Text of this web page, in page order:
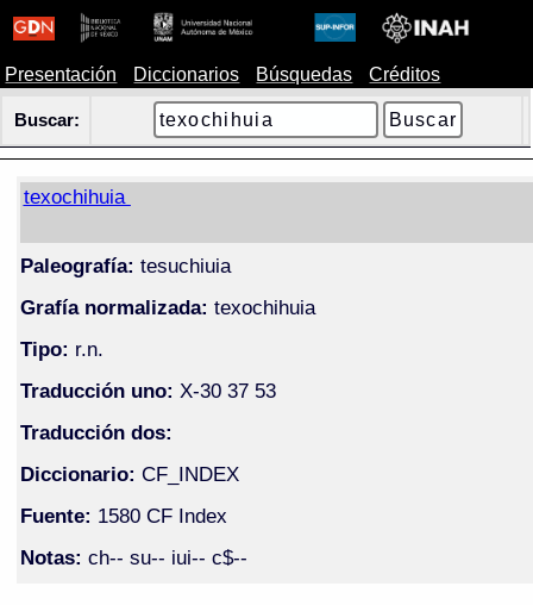
Presentación Diccionarios Búsquedas Créditos
Buscar:
texochihuia
Paleografía: tesuchiuia
Grafía normalizada: texochihuia
Tipo: r.n.
Traducción uno: X-30 37 53
Traducción dos:
Diccionario: CF_INDEX
Fuente: 1580 CF Index
Notas: ch-- su-- iui-- c$--